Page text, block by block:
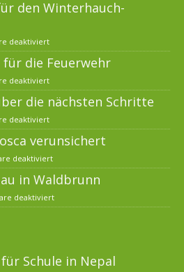
den Winterhauch-
deaktiviert
für die Feuerwehr
deaktiviert
die nächsten Schritte
deaktiviert
verunsichert
deaktiviert
in Waldbrunn
deaktiviert
Schule in Nepal